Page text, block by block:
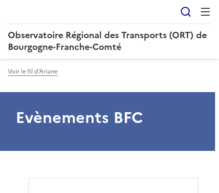
Observatoire Régional des Transports (ORT) de
Bourgogne-Franche-Comté
Voir le fil d'Ariane
Evènements BFC